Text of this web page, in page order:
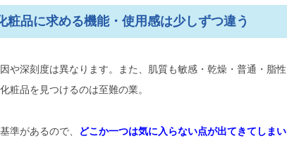
のパーソナライズドサービスブランド「APEX（アペッ
FUJIMI」で内外ケアを提案するトリコ株式会社
品に求める機能・使用感は少しずつ違う
や深刻度は異なります。また、肌質も敏感・乾燥・普通・脂性
粧品を見つけるのは至難の業。
準があるので、
どこか一つは気に入らない点が出てきてしまい